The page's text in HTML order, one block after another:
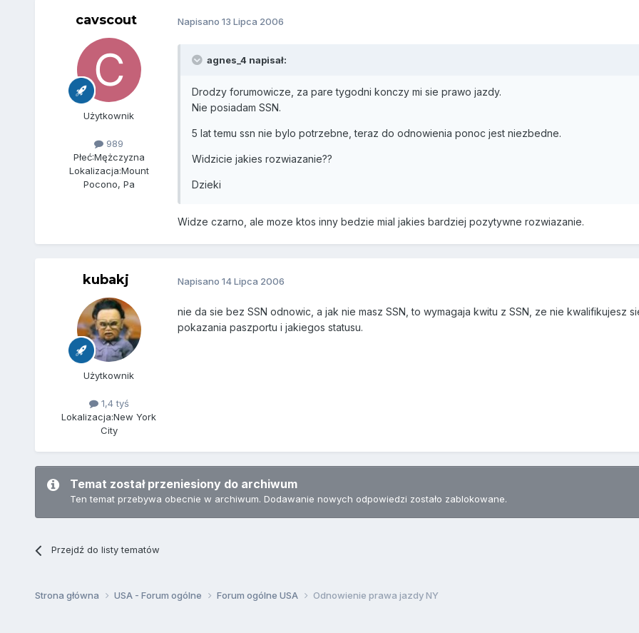
cavscout
Użytkownik
989
Płeć:Mężczyzna
Lokalizacja:Mount
Pocono, Pa
Napisano 13 Lipca 2006
agnes_4 napisał:
Drodzy forumowicze, za pare tygodni konczy mi sie prawo jazdy.
Nie posiadam SSN.
5 lat temu ssn nie bylo potrzebne, teraz do odnowienia ponoc jest niezbedne.
Widzicie jakies rozwiazanie??
Dzieki
Widze czarno, ale moze ktos inny bedzie mial jakies bardziej pozytywne rozwiazanie.
kubakj
Użytkownik
1,4 tyś
Lokalizacja:New York
City
Napisano 14 Lipca 2006
nie da sie bez SSN odnowic, a jak nie masz SSN, to wymagaja kwitu z SSN, ze nie kwalifikujesz
pokazania paszportu i jakiegos statusu.
Temat został przeniesiony do archiwum
Ten temat przebywa obecnie w archiwum. Dodawanie nowych odpowiedzi zostało zablokowane.
Przejdź do listy tematów
Strona główna USA - Forum ogólne Forum ogólne USA Odnowienie prawa jazdy NY